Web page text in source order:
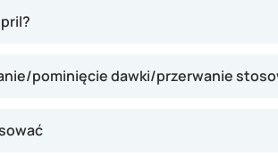
działanie enzymu (ACE), który
pominięcie dawki/przerwanie